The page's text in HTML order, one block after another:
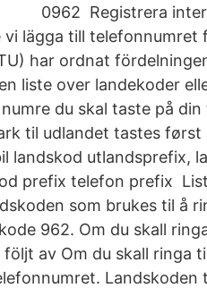
0962 Registrera
vi lägga till
har ordnat
liste over landekoder
du skal taste på
til udlandet tastes
landskod utlandsprefix,
prefix telefon prefix
som brukes til å
962. Om du skall
av Om du skall ringa
Landskoden